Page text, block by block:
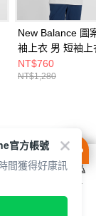
New Balance 圖
袖上衣 男 短袖上
MT53905AHH-F
NT$760
NT$1,280
詳情，及若您不希
請參閱本網站「
隱私
本公司得按本網站使
官方帳號
間獲得好康訊